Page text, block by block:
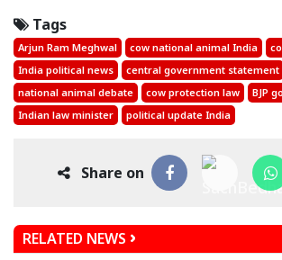
Tags
Arjun Ram Meghwal cow national animal India
India political news
central government statement
national animal debate
cow protection law
BJP
Indian law minister
political update India
Share on
RELATED NEWS